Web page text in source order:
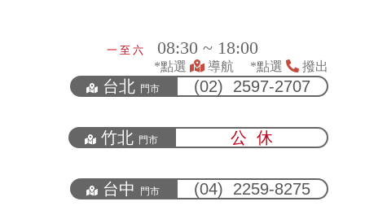
一 至 六 08:30 ~ 18:00
*點選 導航 *點選 撥出
台北 門市 (02) 2597-2707
竹北 門市 公 休
台中 門市 (04) 2259-8275